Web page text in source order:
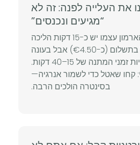
את העלייה לפנה: זה לא
“מגיעים ונכנסים”
מהשערים עד הארמון עצמו יש כ-15 דקות הליכה
בעלייה. יש שאטל בתשלום (כ-€4.50) אבל בעונה
עמוסה יכולים להיות זמני המתנה של 15–40 דקות.
קחו שאטל כדי לשמור אנרגיה—
בסינטרה הולכים הרבה.